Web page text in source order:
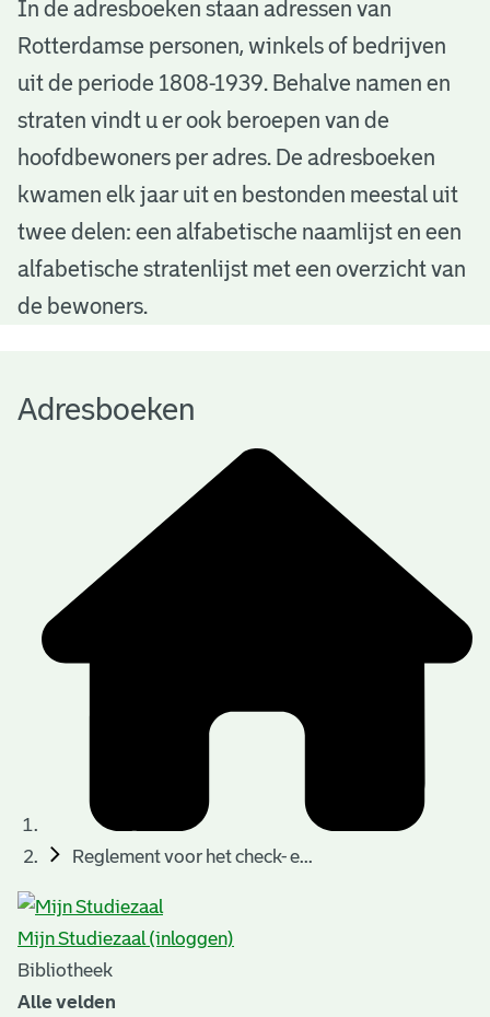
A
d
e
b
o
e
e
In de adresboeken staan adressen van
Rotterdamse personen, winkels of bedrijven
uit de periode 1808-1939. Behalve namen en
straten vindt u er ook beroepen van de
hoofdbewoners per adres. De adresboeken
kwamen elk jaar uit en bestonden meestal uit
twee delen: een alfabetische naamlijst en een
alfabetische stratenlijst met een overzicht van
de bewoners.
Adresboeken
Reglement voor het check- e...
Mijn Studiezaal (inloggen)
Bibliotheek
Alle velden